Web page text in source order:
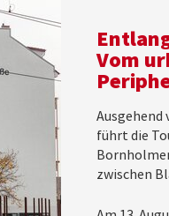
Vom
Ausgehend
führt die
zwischen